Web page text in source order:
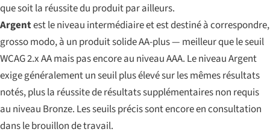
que soit la réussite du produit par ailleurs.
Argentest le niveau intermédiaire et est destiné à correspondre,
grosso modo, à un produit solide AA-plus — meilleur que le seuil
WCAG 2.x AA mais pas encore au niveau AAA. Le niveau Argent
exige généralement un seuil plus élevé sur les mêmes résultats
notés, plus la réussite de résultats supplémentaires non requis
au niveau Bronze. Les seuils précis sont encore en consultation
dans le brouillon de travail.